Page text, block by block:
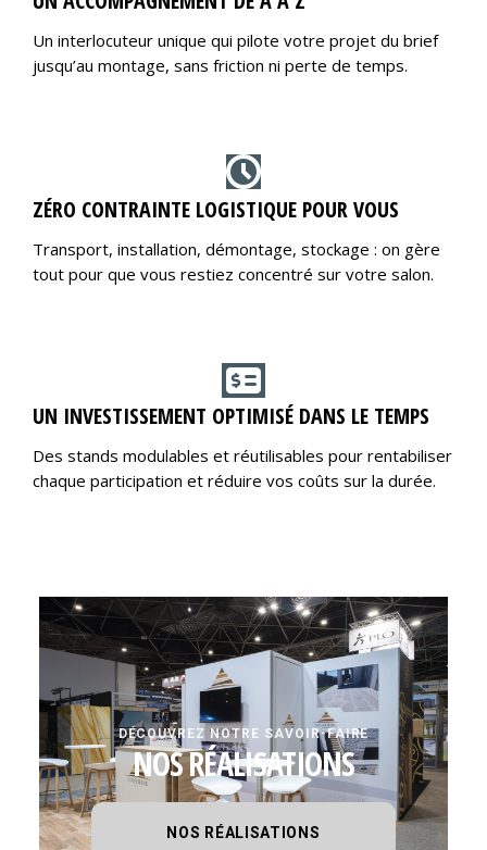
Un interlocuteur unique qui pilote votre projet du brief
jusqu’au montage, sans friction ni perte de temps.
ZÉRO CONTRAINTE LOGISTIQUE POUR VOUS
Transport, installation, démontage, stockage : on gère
tout pour que vous restiez concentré sur votre salon.
UN INVESTISSEMENT OPTIMISÉ DANS LE TEMPS
Des stands modulables et réutilisables pour rentabiliser
chaque participation et réduire vos coûts sur la durée.
DÉCOUVREZ NOTRE SAVOIR-FAIRE
NOS RÉALISATIONS
NOS RÉALISATIONS